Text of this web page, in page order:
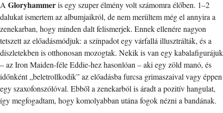
A Gloryhammeris egy szuper élmény volt számomra élőben. 1–2
dalukat ismertem az albumjaikról, de nem merültem még el annyira a
zenekarban, hogy minden dalt felismerjek. Ennek ellenére nagyon
tetszett az előadásmódjuk: a színpadot egy várfallá illusztrálták, és a
díszletekben is otthonosan mozogtak. Nekik is van egy kabalafigurájuk
– az Iron Maiden-féle Eddie-hez hasonlóan – aki egy zöld manó, és
időnként „beletrollkodik” az előadásba furcsa grimaszaival vagy éppen
egy szaxofonszólóval. Ebből a zenekarból is áradt a pozitív hangulat,
így megfogadtam, hogy komolyabban utána fogok nézni a bandának.